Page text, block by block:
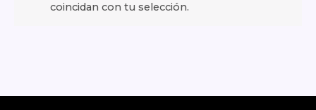
coincidan con tu selección.